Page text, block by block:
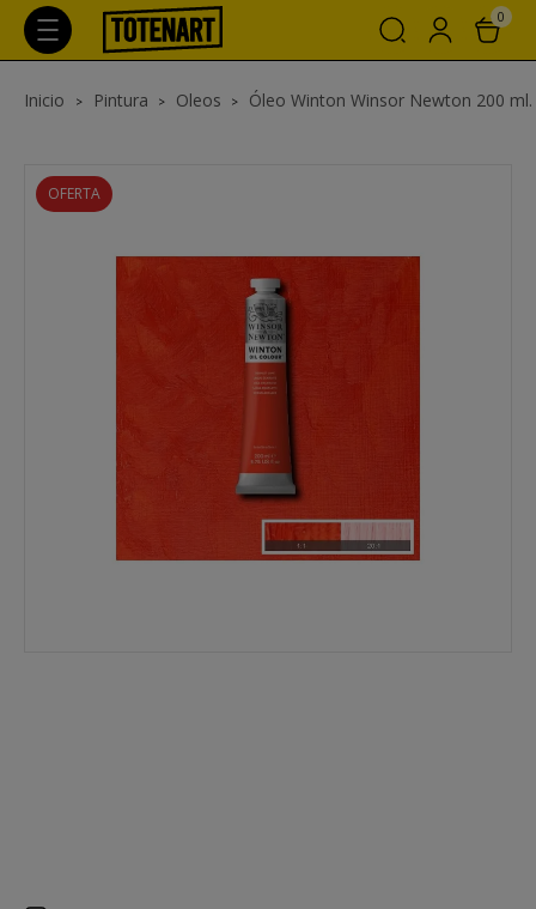
0
Inicio Pintura Oleos Óleo Winton Winsor Newton 200 ml.
OFERTA